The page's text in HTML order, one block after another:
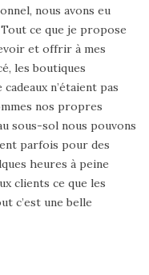
nous avons eu
ce que je propose
et offrir à mes
les boutiques
n’étaient pas
nos propres
sous-sol nous pouvons
parfois pour des
heures à peine
clients ce que les
c’est une belle